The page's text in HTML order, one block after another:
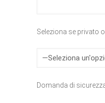
Seleziona se privato
Domanda di